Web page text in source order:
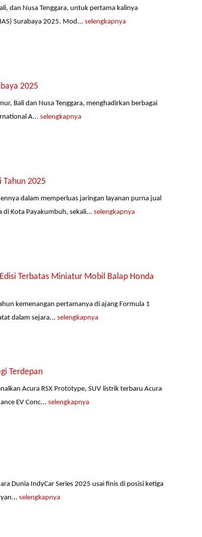
dan Nusa Tenggara, untuk pertama kalinya
Surabaya 2025. Mod... selengkapnya
2025
Bali dan Nusa Tenggara, menghadirkan berbagai
A... selengkapnya
Tahun 2025
dalam memperluas jaringan layanan purna jual
Kota Payakumbuh, sekali... selengkapnya
Terbatas Miniatur Mobil Balap Honda
kemenangan pertamanya di ajang Formula 1
dalam sejara... selengkapnya
Terdepan
Acura RSX Prototype, SUV listrik terbaru Acura
EV Conc... selengkapnya
Dunia IndyCar Series 2025 usai finis di posisi ketiga
selengkapnya